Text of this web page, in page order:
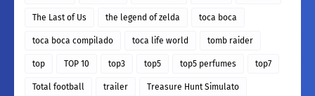
The Last of Us the legend of zelda toca boca
toca boca compilado toca life world tomb raider
top TOP 10 top3 top5 top5 perfumes top7
Total football trailer Treasure Hunt Simulato